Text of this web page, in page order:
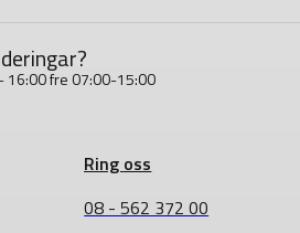
16:00 fre 07:00-15:00
Ring oss
08 - 562 372 00